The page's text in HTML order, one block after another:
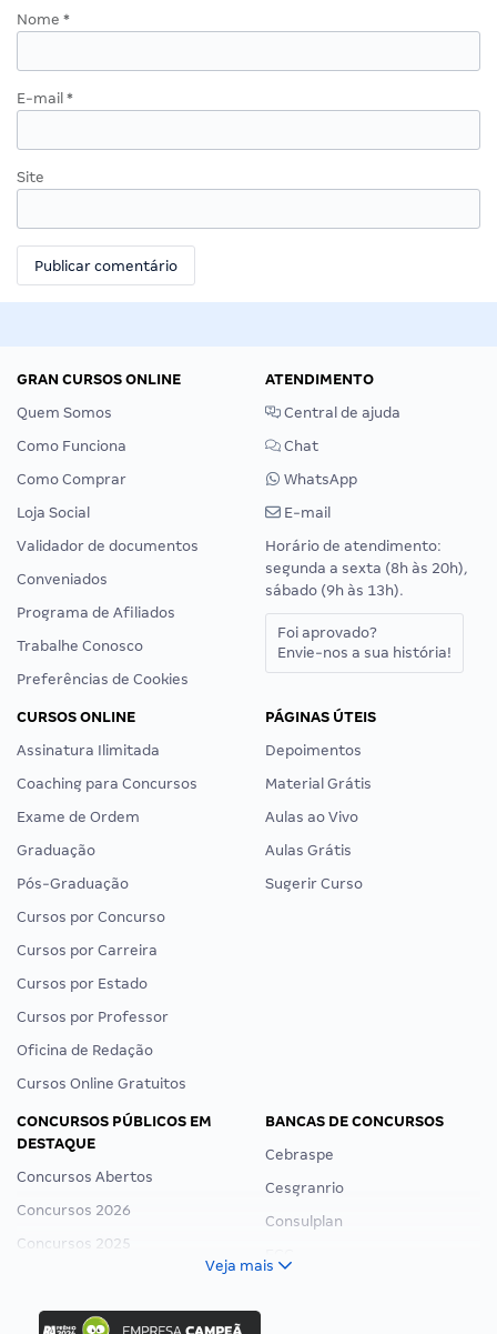
Nome *
E-mail *
Site
GRAN CURSOS ONLINE
Quem Somos
Como Funciona
Como Comprar
Loja Social
Validador de documentos
Conveniados
Programa de Afiliados
Trabalhe Conosco
Preferências de Cookies
ATENDIMENTO
Central de ajuda
Chat
WhatsApp
E-mail
Horário de atendimento:
segunda a sexta (8h às 20h),
sábado (9h às 13h).
Foi aprovado?
Envie-nos a sua história!
CURSOS ONLINE
Assinatura Ilimitada
Coaching para Concursos
Exame de Ordem
Graduação
Pós-Graduação
Cursos por Concurso
Cursos por Carreira
Cursos por Estado
Cursos por Professor
Oficina de Redação
Cursos Online Gratuitos
PÁGINAS ÚTEIS
Depoimentos
Material Grátis
Aulas ao Vivo
Aulas Grátis
Sugerir Curso
CONCURSOS PÚBLICOS EM
DESTAQUE
Concursos Abertos
Concursos 2026
Concursos 2025
Concurso Ibama
BANCAS DE CONCURSOS
Cebraspe
Cesgranrio
Consulplan
Veja mais